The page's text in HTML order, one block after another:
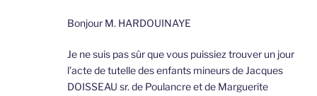
Bonjour M. HARDOUINAYE
Je ne suis pas sûr que vous puissiez trouver un jour
l’acte de tutelle des enfants mineurs de Jacques
DOISSEAU sr. de Poulancre et de Marguerite